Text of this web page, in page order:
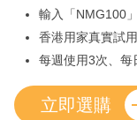
輸入「NMG100
香港用家真實試
每週使用3次、每
立即選購